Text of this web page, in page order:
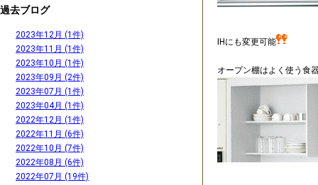
IHにも変更可能
オープン棚はよく使う食
過去ブログ
2023年12月 (1件)
2023年11月 (1件)
2023年10月 (1件)
2023年09月 (2件)
2023年07月 (1件)
2023年04月 (1件)
2022年12月 (1件)
2022年11月 (6件)
2022年10月 (7件)
2022年08月 (6件)
2022年07月 (19件)